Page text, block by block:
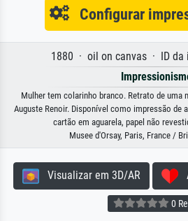
Configurar
1880 · oil on canvas · ID da
Mulher tem colarinho branco. Retrato de uma
Auguste Renoir. Disponível como impressão de
cartão em aguarela, papel não
Musee d'Orsay, Paris, France /
Visualizar em 3D/AR
0